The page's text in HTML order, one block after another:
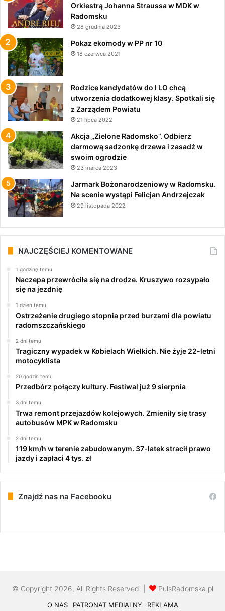
Orkiestrą Johanna Straussa w MDK w
Radomsku
28 grudnia 2023
Pokaz ekomody w PP nr 10
18 czerwca 2021
Rodzice kandydatów do I LO chcą
utworzenia dodatkowej klasy. Spotkali się
z Zarządem Powiatu
21 lipca 2022
Akcja „Zielone Radomsko”. Odbierz
darmową sadzonkę drzewa i zasadź w
swoim ogrodzie
23 marca 2023
Jarmark Bożonarodzeniowy w Radomsku.
Na scenie wystąpi Felicjan Andrzejczak
29 listopada 2022
NAJCZĘŚCIEJ KOMENTOWANE
1 godzinę temu
Naczepa przewróciła się na drodze. Kruszywo rozsypało
się na jezdnię
1 dzień temu
Ostrzeżenie drugiego stopnia przed burzami dla powiatu
radomszczańskiego
2 dni temu
Tragiczny wypadek w Kobielach Wielkich. Nie żyje 22-letni
motocyklista
20 godzin temu
Przedbórz połączy kultury. Festiwal już 9 sierpnia
3 dni temu
Trwa remont przejazdów kolejowych. Zmieniły się trasy
autobusów MPK w Radomsku
2 dni temu
119 km/h w terenie zabudowanym. 37-latek stracił prawo
jazdy i zapłaci 4 tys. zł
Znajdź nas na Facebooku
© Copyright 2026, All Rights Reserved | PulsRadomska.pl
O NAS PATRONAT MEDIALNY REKLAMA